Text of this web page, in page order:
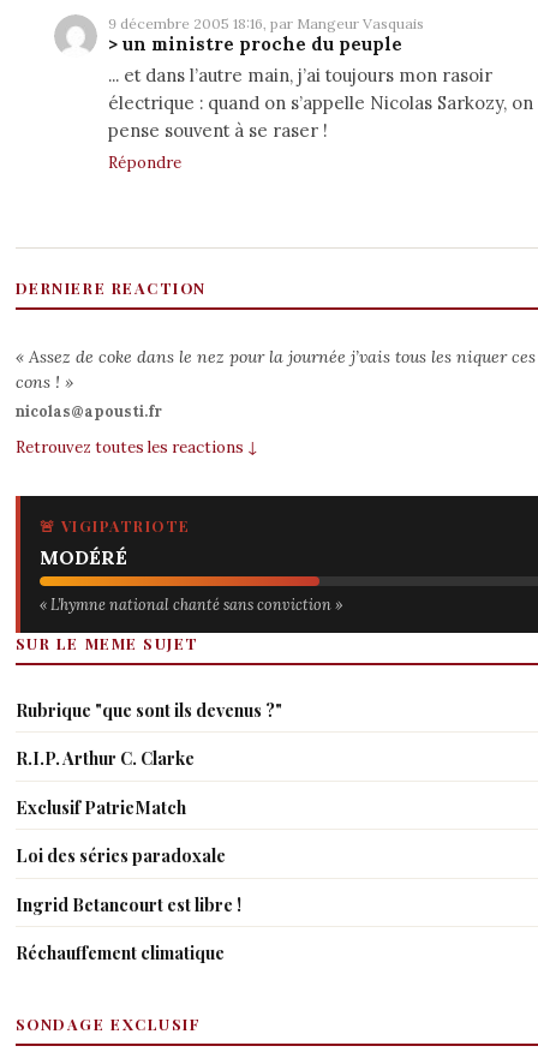
9 décembre 2005 18:16, par Mangeur Vasquais
> un ministre proche du peuple
... et dans l’autre main, j’ai toujours mon rasoir
électrique : quand on s’appelle Nicolas Sarkozy, on
pense souvent à se raser !
Répondre
DERNIERE REACTION
« Assez de coke dans le nez pour la journée j’vais tous les niquer ces
cons ! »
nicolas@apousti.fr
Retrouvez toutes les reactions ↓
🚨 VIGIPATRIOTE
MODÉRÉ
« L’hymne national chanté sans conviction »
SUR LE MEME SUJET
Rubrique "que sont ils devenus ?"
R.I.P. Arthur C. Clarke
Exclusif PatrieMatch
Loi des séries paradoxale
Ingrid Betancourt est libre !
Réchauffement climatique
SONDAGE EXCLUSIF